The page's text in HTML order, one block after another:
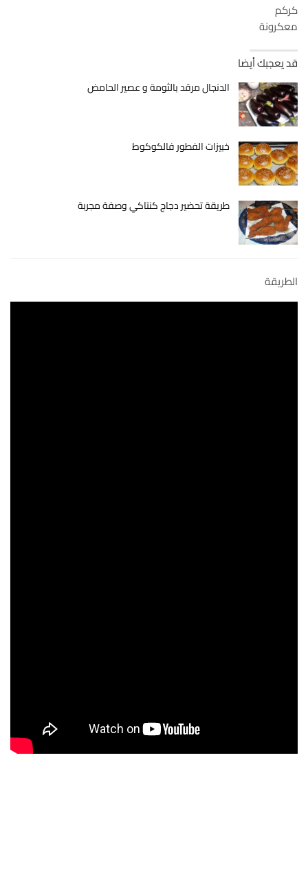
كركم
معكرونة
قد يعجبك أيضا
الدنجال مرقد بالثومة و عصير الحامض
خبيزات الفطور فالكوكوط
طريقة تحضير دجاج كنتاكي وصفة مجربة
الطريقة